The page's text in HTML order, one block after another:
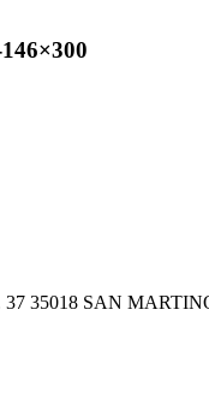
37 35018 SAN